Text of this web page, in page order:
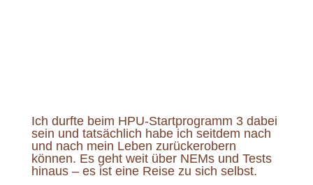
Ich durfte beim HPU-Startprogramm 3 dabei
sein und tatsächlich habe ich seitdem nach
und nach mein Leben zurückerobern
können. Es geht weit über NEMs und Tests
hinaus – es ist eine Reise zu sich selbst.